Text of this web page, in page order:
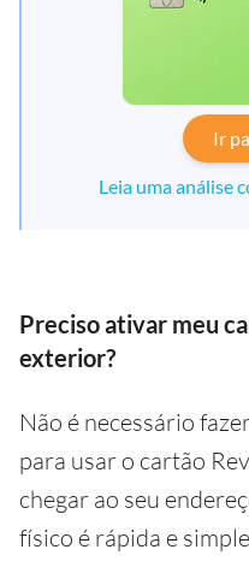
Ir
Leia uma análise
Preciso ativar meu
exterior?
Não é necessário
para usar o cartão
chegar ao seu
físico é rápida e